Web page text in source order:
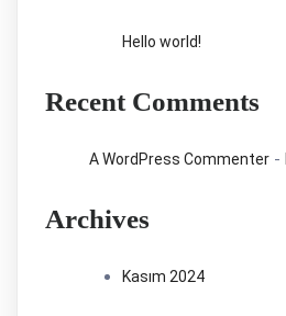
Hello world!
Recent Comments
A WordPress Commenter -
Archives
Kasım 2024